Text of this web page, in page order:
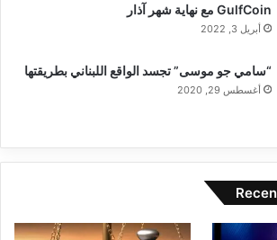
GulfCoin مع نهاية شهر آذار
أبريل 3, 2022
“سامي جو موسى” تجسد الواقع اللبناني بطريقتها
أغسطس 29, 2020